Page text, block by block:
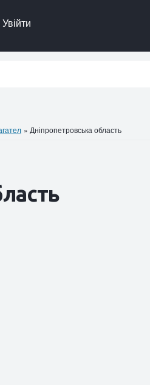
Увійти
» Дніпропетровська область